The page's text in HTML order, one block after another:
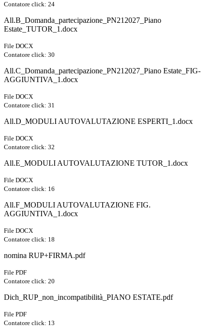
Contatore click: 24
All.B_Domanda_partecipazione_PN212027_Piano
Estate_TUTOR_1.docx
File DOCX
Contatore click: 30
All.C_Domanda_partecipazione_PN212027_Piano Estate_FIG-
AGGIUNTIVA_1.docx
File DOCX
Contatore click: 31
All.D_MODULI AUTOVALUTAZIONE ESPERTI_1.docx
File DOCX
Contatore click: 32
All.E_MODULI AUTOVALUTAZIONE TUTOR_1.docx
File DOCX
Contatore click: 16
All.F_MODULI AUTOVALUTAZIONE FIG.
AGGIUNTIVA_1.docx
File DOCX
Contatore click: 18
nomina RUP+FIRMA.pdf
File PDF
Contatore click: 20
Dich_RUP_non_incompatibilità_PIANO ESTATE.pdf
File PDF
Contatore click: 13